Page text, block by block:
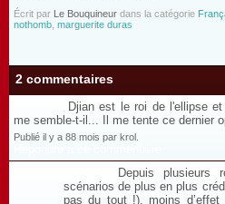
Écrit par Le Bouquineur dans la catégorie
nothomb marguerite duras
2 commentaires
Djian est le roi de l'ellipse
me semble-t-il... Il me tente ce dernier
Publié il y a 88 mois par krol.
Depuis plusieurs
scénarios de plus en plus
pas du tout !), moins d’effet